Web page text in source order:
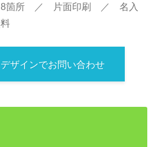
8箇所 ／ 片面印刷 ／ 名入
ザインでお問い合わせ